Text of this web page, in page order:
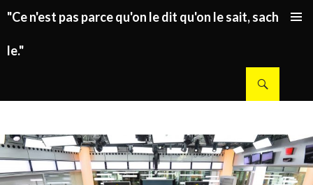
"Ce n'est pas parce qu'on le dit qu'on le sait, sachez
le."